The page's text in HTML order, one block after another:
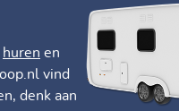
huren en
vind
denk aan